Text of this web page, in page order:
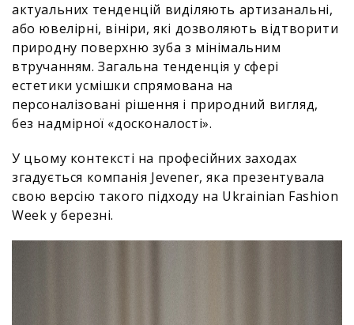
актуальних тенденцій виділяють артизанальні,
або ювелірні, вініри, які дозволяють відтворити
природну поверхню зуба з мінімальним
втручанням. Загальна тенденція у сфері
естетики усмішки спрямована на
персоналізовані рішення і природний вигляд,
без надмірної «досконалості».
У цьому контексті на професійних заходах
згадується компанія Jevener, яка презентувала
свою версію такого підходу на Ukrainian Fashion
Week у березні.